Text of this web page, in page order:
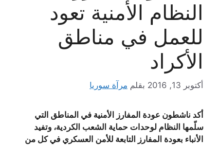
النظام الأمنية تعود
للعمل في مناطق
الأكراد
أكتوبر 13, 2016 بقلم مرآة سوريا
أكد ناشطون عودة المفارز الأمنية في المناطق التي
سلّمها النظام لوحدات حماية الشعب الكردية، وتفيد
الأنباء بعودة المفارز التابعة للأمن العسكري في كل من